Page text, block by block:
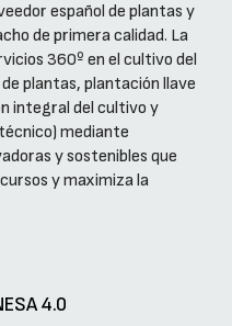
español de plantas y
de primera calidad. La
360º en el cultivo del
plantas, plantación llave
integral del cultivo y
mediante
y sostenibles que
y maximiza la
4.0